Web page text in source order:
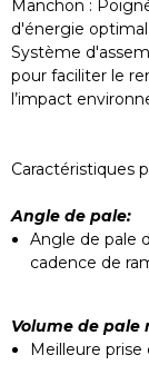
Manchon :
d'énergie optimal
Système
pour faciliter le
l’impact
Caractéristiques
Angle de pale:
Angle de pale
cadence de
Volume de pale
Meilleure
Nous
104cm et
Vous
Pour le
104cm, il
Pour
T, le
bouge